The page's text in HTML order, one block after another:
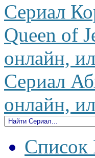
Сериал
Queen of
онлайн,
Сериал
онлайн,
Список